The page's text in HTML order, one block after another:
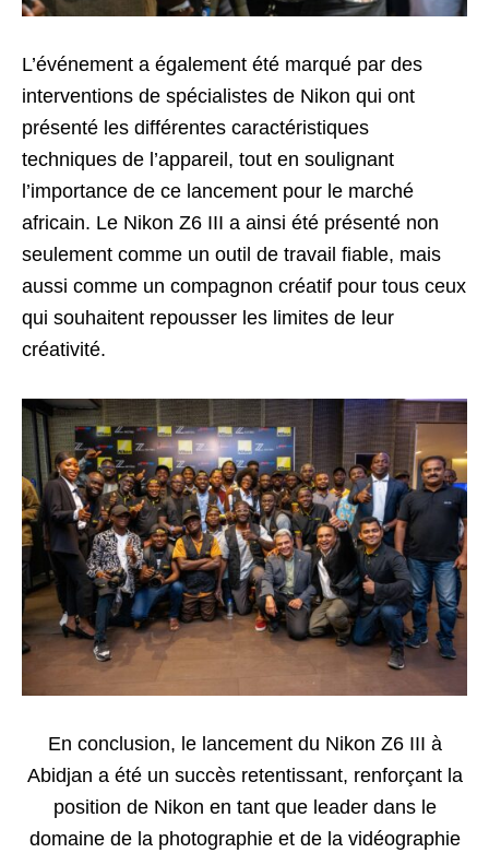
L’événement a également été marqué par des
interventions de spécialistes de Nikon qui ont
présenté les différentes caractéristiques
techniques de l’appareil, tout en soulignant
l’importance de ce lancement pour le marché
africain. Le Nikon Z6 III a ainsi été présenté non
seulement comme un outil de travail fiable, mais
aussi comme un compagnon créatif pour tous ceux
qui souhaitent repousser les limites de leur
créativité.
En conclusion, le lancement du Nikon Z6 III à
Abidjan a été un succès retentissant, renforçant la
position de Nikon en tant que leader dans le
domaine de la photographie et de la vidéographie